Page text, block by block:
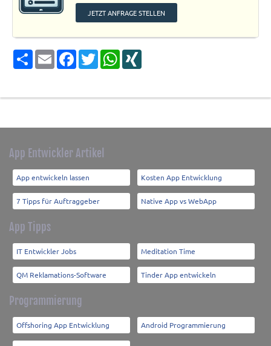
JETZT ANFRAGE STELLEN
Share Email Facebook
TwitterWhatsApp
App Entwickler Artikel
App entwickeln lassen Kosten App Entwicklung
7 Tipps für Auftraggeber Native App vs WebApp
App Tipps
IT Entwickler Jobs Meditation Time
QM Reklamations-Software Tinder App entwickeln
Programmierung
Offshoring App Entwicklung Android Programmierung